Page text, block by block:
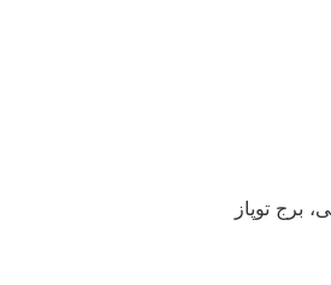
برج توپاز